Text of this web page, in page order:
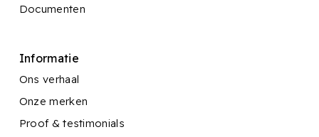
Documenten
Informatie
Ons verhaal
Onze merken
Proof & testimonials